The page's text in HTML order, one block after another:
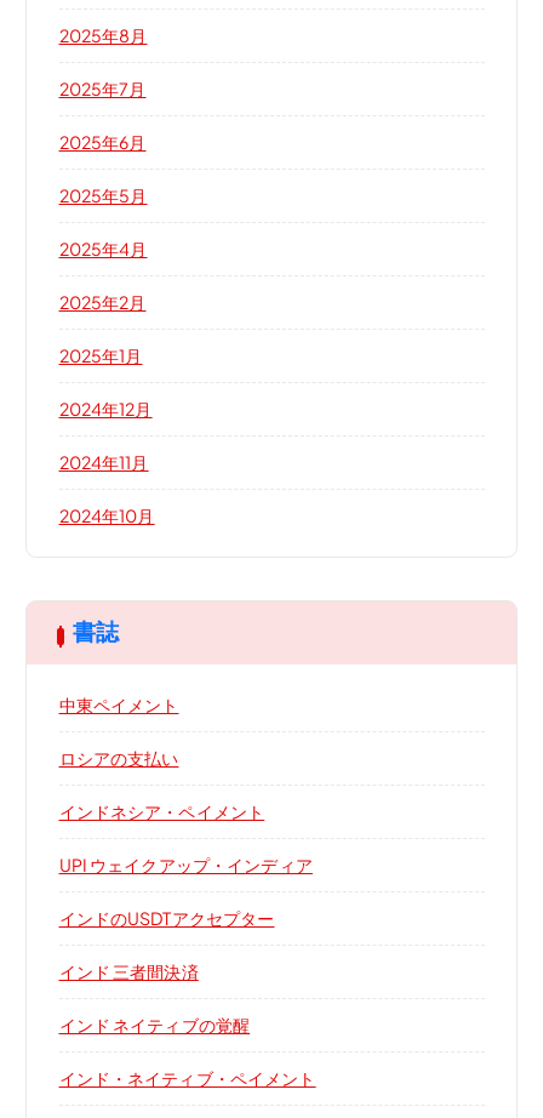
2025年8月
2025年7月
2025年6月
2025年5月
2025年4月
2025年2月
2025年1月
2024年12月
2024年11月
2024年10月
書誌
中東ペイメント
ロシアの支払い
インドネシア・ペイメント
UPI ウェイクアップ・インディア
インドのUSDTアクセプター
インド 三者間決済
インド ネイティブの覚醒
インド・ネイティブ・ペイメント